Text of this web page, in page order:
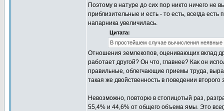
Поэтому в натуре до сих пор никто ничего
приблизительные и есть - то есть, всегда
напарника увеличилась.
Цитата:
В простейшем случае вычисления неявные
Отношения землекопов, оценивающих вклад
работает другой? Он что, главнее? Как он
правильные, облегчающие приемы труда,
такая же двойственность в поведении второго
Невозможно, повторю в стопицотый раз,
55,4% и 44,6% от общего объема ямы. Это